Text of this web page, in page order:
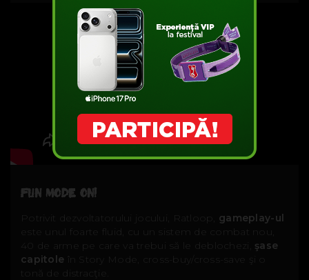
FUN MODE ON!
Potrivit dezvoltatorului jocului, Ratloop, gameplay-ul
este unul foarte fluid, cu un sistem de combat nou,
40 de arme pe care va trebui să le deblochezi, şase
capitole în Story Mode, cross-buy/cross-save şi o
tonă de distracţie.